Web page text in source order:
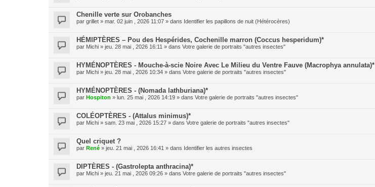
Chenille verte sur Orobanches
par grillet » mar. 02 juin , 2026 11:07 » dans Identifier les papillons de nuit (Hétérocères)
HÉMIPTÈRES – Pou des Hespérides, Cochenille marron (Coccus hesperidum)*
par Michi » jeu. 28 mai , 2026 16:11 » dans Votre galerie de portraits "autres insectes"
HYMÉNOPTÈRES - Mouche-à-scie Noire Avec Le Milieu du Ventre Fauve (Macrophya annulata)*
par Michi » jeu. 28 mai , 2026 10:34 » dans Votre galerie de portraits "autres insectes"
HYMÉNOPTÈRES - (Nomada lathburiana)*
par Hospiton » lun. 25 mai , 2026 14:19 » dans Votre galerie de portraits "autres insectes"
COLÉOPTÈRES - (Attalus minimus)*
par Michi » sam. 23 mai , 2026 15:27 » dans Votre galerie de portraits "autres insectes"
Quel criquet ?
par René » jeu. 21 mai , 2026 16:41 » dans Identifier les autres insectes
DIPTÈRES - (Gastrolepta anthracina)*
par Michi » jeu. 21 mai , 2026 09:26 » dans Votre galerie de portraits "autres insectes"